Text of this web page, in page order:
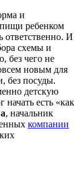
и
пищи ребенком
ответственно. И
схемы и
без чего не
новым для
без посуды.
детскую
есть «как
, начальник
компании